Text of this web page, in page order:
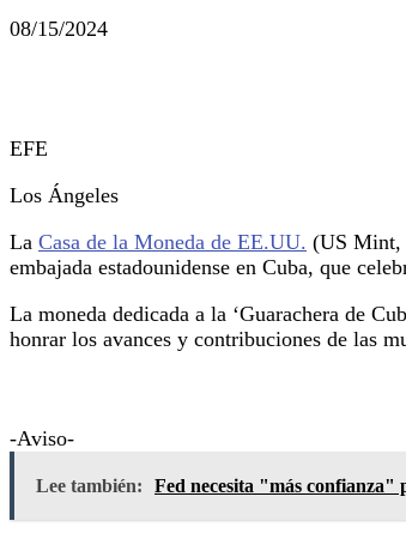
08/15/2024
EFE
Los Ángeles
La Casa de la Moneda de EE.UU. (US Mint,
embajada estadounidense en Cuba, que
La moneda dedicada a la ‘Guarachera de
honrar los avances y contribuciones de las
-Aviso-
Lee también: Fed necesita "más confianza"